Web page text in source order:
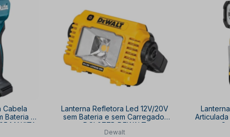
Cabela
Bateria e
MAKITA
Lanterna Refletora Led 12V/20V
sem Bateria e sem Carregador
DCL077B DEWALT
Dewalt
sem